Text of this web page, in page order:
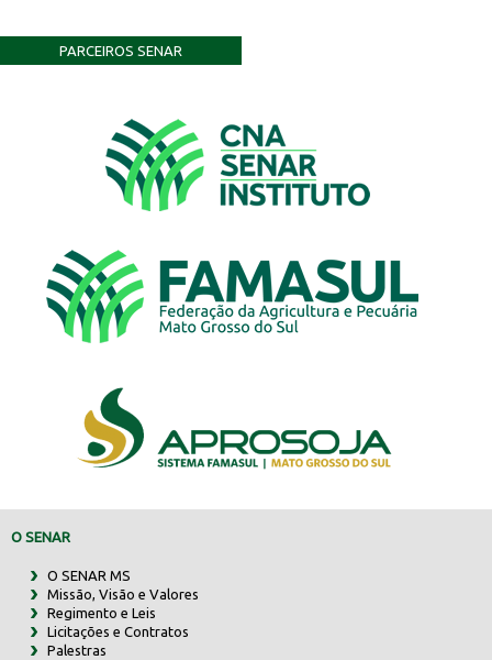
PARCEIROS SENAR
O SENAR
O SENAR MS
Missão, Visão e Valores
Regimento e Leis
Licitações e Contratos
Palestras